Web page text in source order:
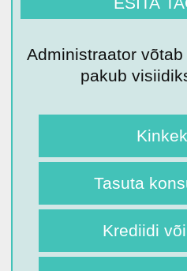
Administraator
pakub
Tasuta
Krediidi